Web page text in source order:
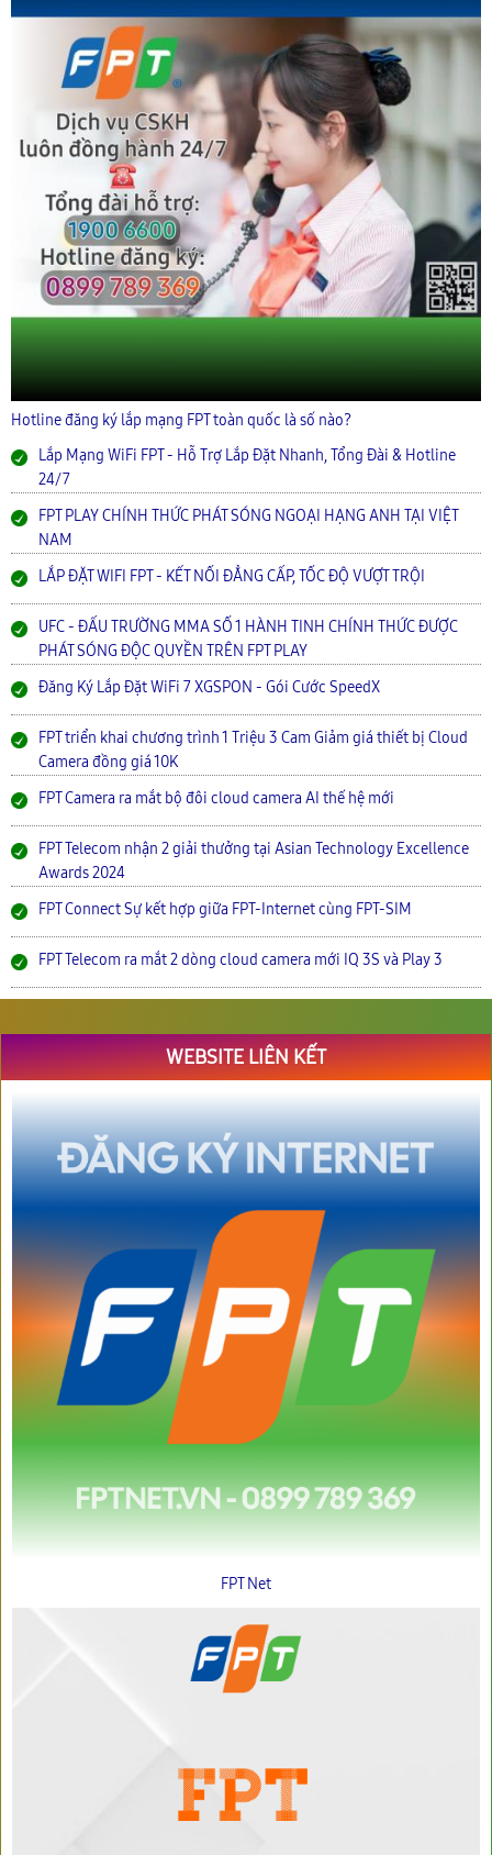
Hotline đăng ký lắp mạng FPT toàn quốc là số nào?
Lắp Mạng WiFi FPT - Hỗ Trợ Lắp Đặt Nhanh, Tổng Đài & Hotline
24/7
FPT PLAY CHÍNH THỨC PHÁT SÓNG NGOẠI HẠNG ANH TẠI VIỆT
NAM
LẮP ĐẶT WIFI FPT - KẾT NỐI ĐẲNG CẤP, TỐC ĐỘ VƯỢT TRỘI
UFC - ĐẤU TRƯỜNG MMA SỐ 1 HÀNH TINH CHÍNH THỨC ĐƯỢC
PHÁT SÓNG ĐỘC QUYỀN TRÊN FPT PLAY
Đăng Ký Lắp Đặt WiFi 7 XGSPON - Gói Cước SpeedX
FPT triển khai chương trình 1 Triệu 3 Cam Giảm giá thiết bị Cloud
Camera đồng giá 10K
FPT Camera ra mắt bộ đôi cloud camera AI thế hệ mới
FPT Telecom nhận 2 giải thưởng tại Asian Technology Excellence
Awards 2024
FPT Connect Sự kết hợp giữa FPT-Internet cùng FPT-SIM
FPT Telecom ra mắt 2 dòng cloud camera mới IQ 3S và Play 3
WEBSITE LIÊN KẾT
FPT Net